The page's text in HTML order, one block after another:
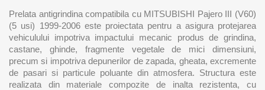
Prelata antigrindina compatibila cu MITSUBISHI Pajero III (V60)
(5 usi) 1999-2006 este proiectata pentru a asigura protejarea
vehiculului impotriva impactului mecanic produs de grindina,
castane, ghinde, fragmente vegetale de mici dimensiuni,
precum si impotriva depunerilor de zapada, gheata, excremente
de pasari si particule poluante din atmosfera. Structura este
realizata din materiale compozite de inalta rezistenta, cu